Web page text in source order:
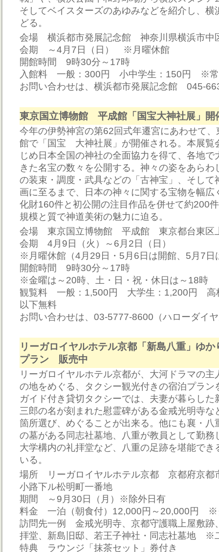
そしてベイスターズのあゆみなどを紹介し、横
どる。
会場 横浜都市発展記念館 神奈川県横浜市中
会期 ～4月7日（日） ※月曜休館
開館時間 9時30分～17時
入館料 一般：300円 小中学生：150円 ※常
お問い合わせは、横浜都市発展記念館 045-
東京国立博物館 平成館「国宝大神社展」開
今年の伊勢神宮の第62回式年遷宮にあわせて
館で「国宝 大神社展」が開催される。本展覧
じめ日本全国の神社の全面協力を得て、各地
きた名宝の数々を公開する。神々の姿をあらわ
の装束・調度・武具などの「古神宝」、そして
画に至るまで、日本の神々に関する宝物を幅広
化財160件と初公開の注目作品を併せて約200
規模と質で神道美術の魅力に迫る。
会場 東京国立博物館 平成館 東京都台東区
会期 4月9日（火）～6月2日（日）
※月曜休館（4月29日・5月6日は開館、5月7日
開館時間 9時30分～17時
※金曜は～20時、土・日・祝・休日は～18時
観覧料 一般：1,500円 大学生：1,200円 高
以下無料
お問い合わせは、03-5777-8600（ハローダイ
リーガロイヤルホテル京都「新島八重」ゆ
プラン 販売中
リーガロイヤルホテル京都が、大河ドラマの
の地をめぐる、タクシー観光付きの宿泊プラン
ガイド付き貸切タクシーでは、夫妻が暮らした
三郎の名が刻まれた慰霊碑がある金戒光明寺な
箇所選び、めぐることが出来る。他にも襄・八
の墓がある同志社墓地、八重が教員として勤務
大学構内の礼拝堂など、八重の足跡を堪能でき
いる。
場所 リーガロイヤルホテル京都 京都府京都
小路下ル松明町一番地
期間 ～9月30日（月）※除外日有
料金 一泊（朝食付）12,000円～20,000円 ※
訪問先一例 金戒光明寺、京都守護職上屋敷跡
拝堂、新島旧邸、若王子神社・同志社墓地 ※
特典 ラウンジ「抹茶セット」券付き